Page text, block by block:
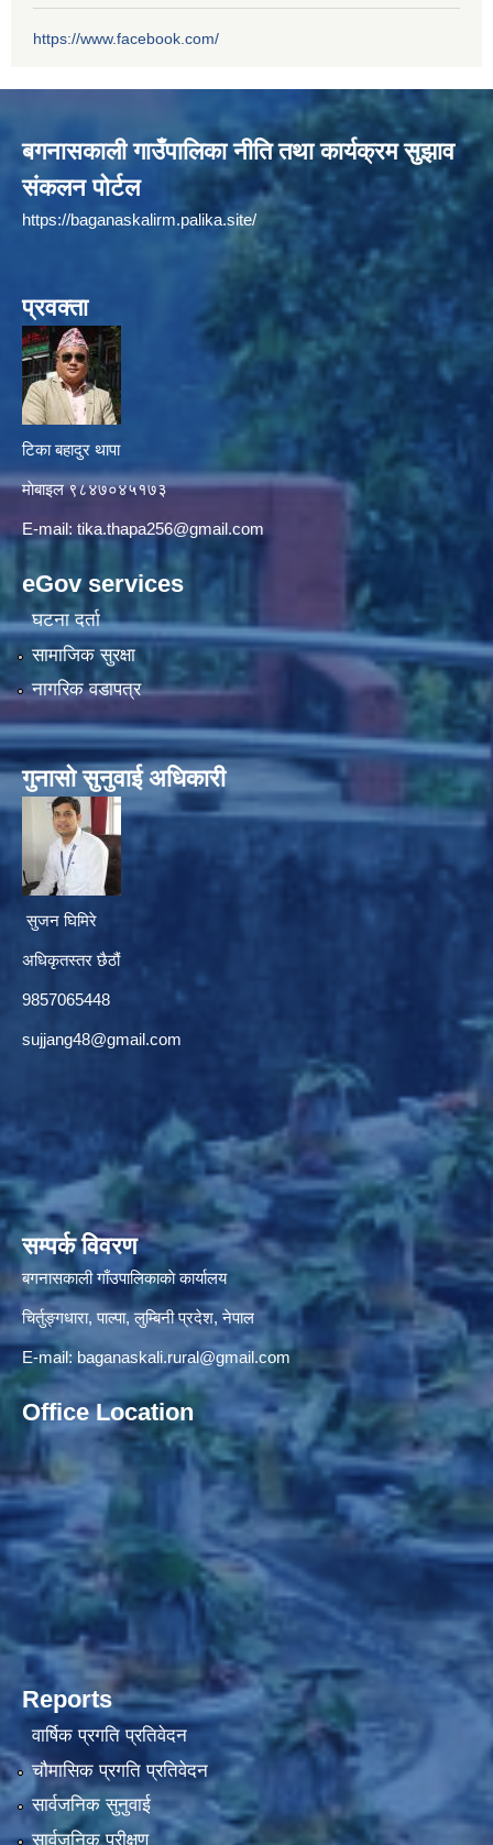
https://www.facebook.com/
बगनासकाली गाउँपालिका नीति तथा कार्यक्रम सुझाव
संकलन पोर्टल
https://baganaskalirm.palika.site/
प्रवक्ता
टिका बहादुर थापा
माे‍बाइल ९८४७०४५१७३
E-mail: tika.thapa256@gmail.com
eGov services
घटना दर्ता
सामाजिक सुरक्षा
नागरिक वडापत्र
गुनासाे सुनुवाई अधिकारी
सुजन घिमिरे
अधिकृतस्तर छैठौं‌
9857065448
sujjang48@gmail.com
सम्पर्क विवरण
बगनासकाली गाँउपालिकाकाे कार्यालय
चिर्तुङ्गधारा, पाल्पा, लुम्बिनी प्रदेश, नेपाल
E-mail: baganaskali.rural@gmail.com
Office Location
Reports
वार्षिक प्रगति प्रतिवेदन
चौमासिक प्रगति प्रतिवेदन
सार्वजनिक सुनुवाई
सार्वजनिक परीक्षण